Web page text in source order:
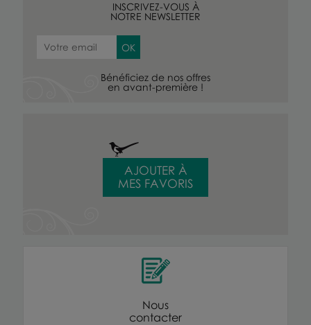
INSCRIVEZ-VOUS À
NOTRE NEWSLETTER
Bénéficiez de nos offres
en avant-première !
AJOUTER À
MES FAVORIS
Nous
contacter